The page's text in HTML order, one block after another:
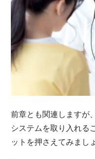
前章とも関連しますが
システムを取り入れる
ットを押さえてみまし